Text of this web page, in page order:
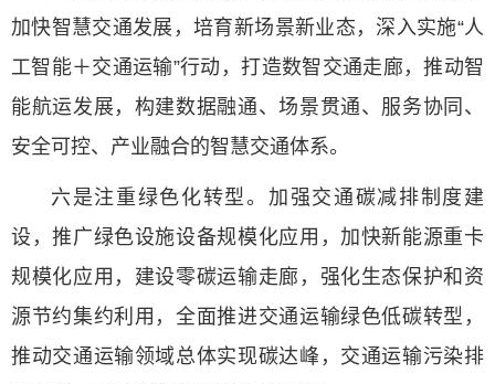
加快智慧交通发展，培育新场景新业态，深入实施“人
工智能＋交通运输”行动，打造数智交通走廊，推动智
能航运发展，构建数据融通、场景贯通、服务协同、
安全可控、产业融合的智慧交通体系。
六是注重绿色化转型。加强交通碳减排制度建
设，推广绿色设施设备规模化应用，加快新能源重卡
规模化应用，建设零碳运输走廊，强化生态保护和资
源节约集约利用，全面推进交通运输绿色低碳转型，
推动交通运输领域总体实现碳达峰，交通运输污染排